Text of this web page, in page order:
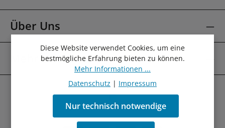
Über Uns
Mehr Über
Diese Website verwendet Cookies, um eine
bestmögliche Erfahrung bieten zu können.
Mehr Informationen ...
Datenschutz | Impressum
Nur technisch notwendige